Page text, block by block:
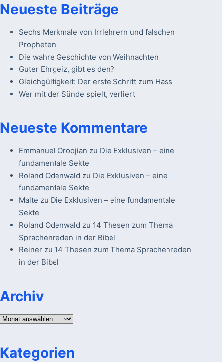
Neueste Beiträge
Sechs Merkmale von Irrlehrern und falschen
Propheten
Die wahre Geschichte von Weihnachten
Guter Ehrgeiz, gibt es den?
Gleichgültigkeit: Der erste Schritt zum Hass
Wer mit der Sünde spielt, verliert
Neueste Kommentare
Emmanuel Oroojian zu Die Exklusiven – eine
fundamentale Sekte
Roland Odenwald zu Die Exklusiven – eine
fundamentale Sekte
Malte zu Die Exklusiven – eine fundamentale
Sekte
Roland Odenwald zu 14 Thesen zum Thema
Sprachenreden in der Bibel
Reinerzu 14 Thesen zum Thema Sprachenreden
in der Bibel
Archiv
Archiv
Kategorien